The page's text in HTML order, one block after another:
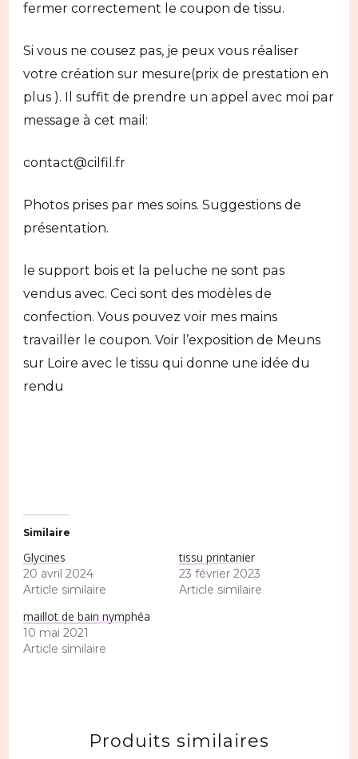
fermer correctement le coupon de tissu.
Si vous ne cousez pas, je peux vous réaliser
votre création sur mesure(prix de prestation en
plus ). Il suffit de prendre un appel avec moi par
message à cet mail:
contact@cilfil.fr
Photos prises par mes soins. Suggestions de
présentation.
le support bois et la peluche ne sont pas
vendus avec. Ceci sont des modèles de
confection. Vous pouvez voir mes mains
travailler le coupon. Voir l’exposition de Meuns
sur Loire avec le tissu qui donne une idée du
rendu
Similaire
Glycines
20 avril 2024
Article similaire
tissu printanier
23 février 2023
Article similaire
maillot de bain nymphéa
10 mai 2021
Article similaire
Produits similaires